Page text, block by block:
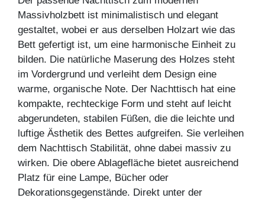
Massivholzbett ist minimalistisch und elegant
gestaltet, wobei er aus derselben Holzart wie das
Bett gefertigt ist, um eine harmonische Einheit zu
bilden. Die natürliche Maserung des Holzes steht
im Vordergrund und verleiht dem Design eine
warme, organische Note. Der Nachttisch hat eine
kompakte, rechteckige Form und steht auf leicht
abgerundeten, stabilen Füßen, die die leichte und
luftige Ästhetik des Bettes aufgreifen. Sie verleihen
dem Nachttisch Stabilität, ohne dabei massiv zu
wirken. Die obere Ablagefläche bietet ausreichend
Platz für eine Lampe, Bücher oder
Dekorationsgegenstände. Direkt unter der